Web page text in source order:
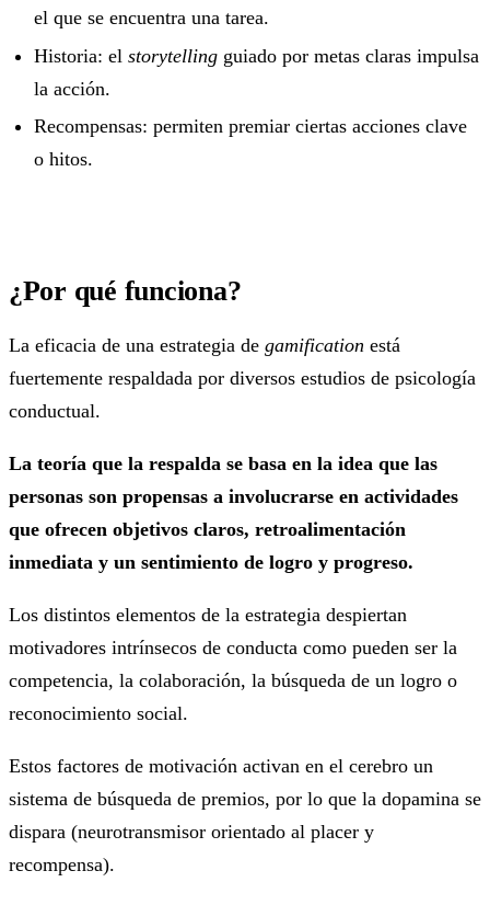
el que se encuentra una tarea.
Historia: elstorytelling guiado por metas claras impulsa
la acción.
Recompensas: permiten premiar ciertas acciones clave
o hitos.
¿Por qué funciona?
La eficacia de una estrategia de gamification está
fuertemente respaldada por diversos estudios de psicología
conductual.
La teoría que la respalda se basa en la idea que las
personas son propensas a involucrarse en actividades
que ofrecen objetivos claros, retroalimentación
inmediata y un sentimiento de logro y progreso.
Los distintos elementos de la estrategia despiertan
motivadores intrínsecos de conducta como pueden ser la
competencia, la colaboración, la búsqueda de un logro o
reconocimiento social.
Estos factores de motivación activan en el cerebro un
sistema de búsqueda de premios, por lo que la dopamina se
dispara (neurotransmisor orientado al placer y
recompensa).